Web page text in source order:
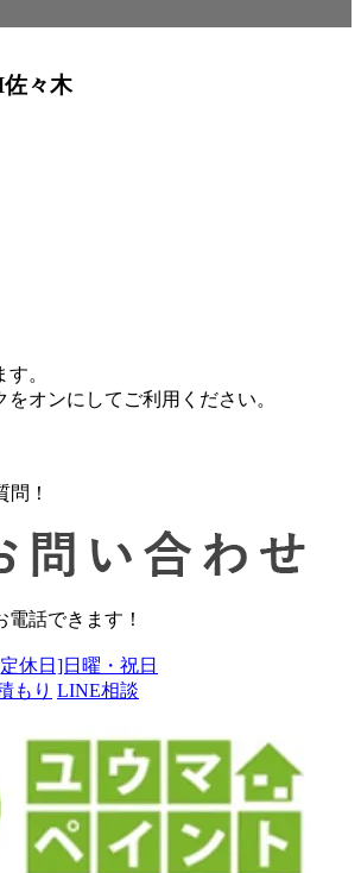
々木
。
オンにしてご利用ください。
話できます！
休日]日曜・祝日
もり LINE相談